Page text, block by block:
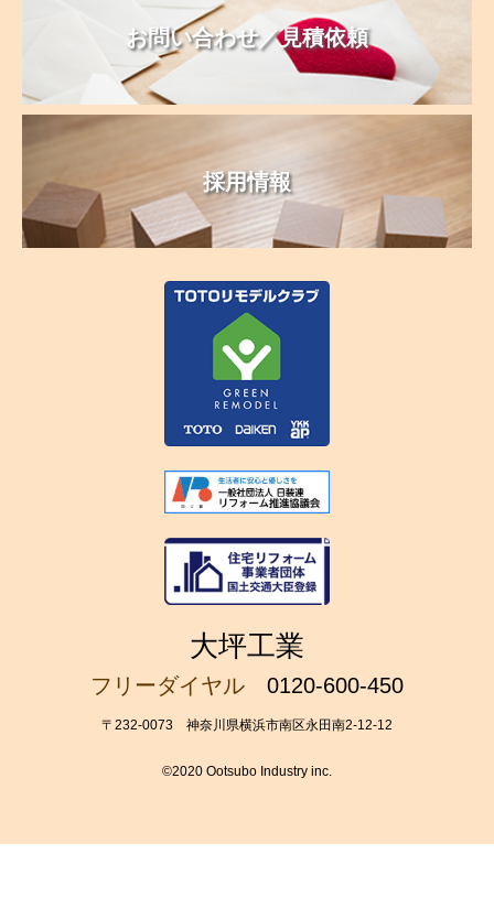
お問い合わせ／見積依頼
採用情報
大坪工業
フリーダイヤル 0120-600-450
〒232-0073 神奈川県横浜市南区永田南2-12-12
©2020 Ootsubo Industry inc.